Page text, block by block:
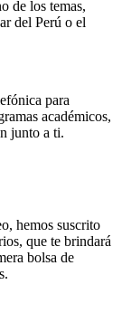
de los temas,
del Perú o el
para
académicos,
junto a ti.
hemos suscrito
que te brindará
bolsa de